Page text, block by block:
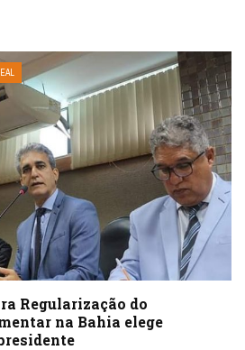
Regularização do
na Bahia elege